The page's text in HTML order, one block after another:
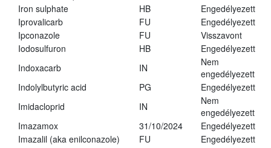
Iron sulphate HB
Engedélyezett
Iprovalicarb
FU
Engedélyezett
Ipconazole
FU
Visszavont
Iodosulfuron
HB
Engedélyezett
Indoxacarb
IN
Nem
engedélyezett
Indolylbutyric acid
PG
Engedélyezett
Imidacloprid
IN
Nem
engedélyezett
Imazamox
31/10/2024
Engedélyezett
Imazalil (aka enilconazole)
FU
Engedélyezett